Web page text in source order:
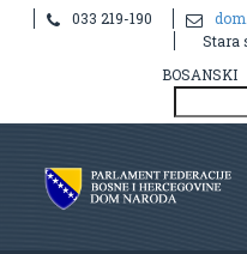
033 219-190
Stara
BOSANSKI